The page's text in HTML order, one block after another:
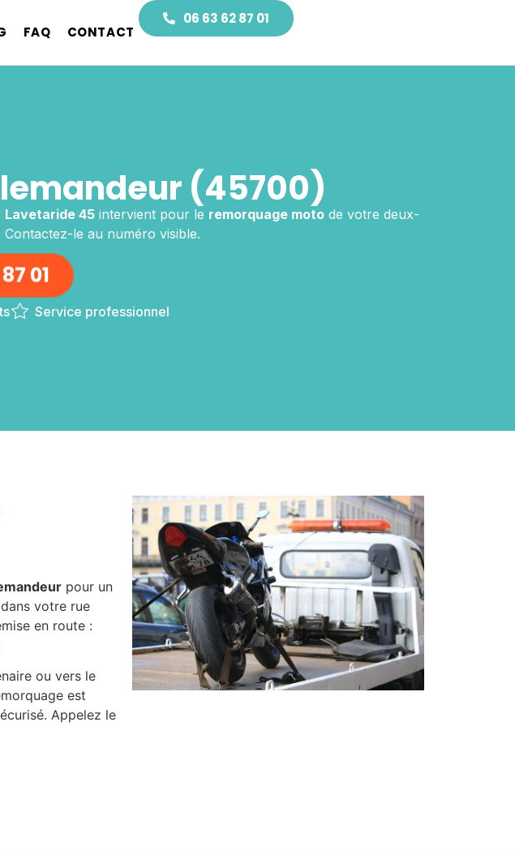
FAQ CONTACT
06 63 62 87 01
(45700)
Lavetaride 45intervient pour le remorquage motode votre deux-
le au numéro visible.
01
Service professionnel
pour un
votre rue
en route :
ou vers le
est
Appelez le